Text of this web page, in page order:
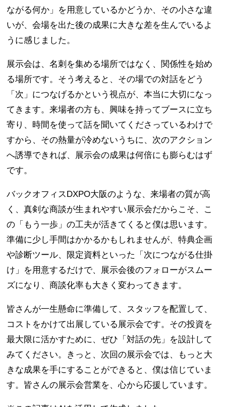
ながる何か」を用意しているかどうか、その小さな違
いが、会場を出た後の成果に大きな差を生んでいるよ
うに感じました。
展示会は、名刺を集める場所ではなく、関係性を始め
る場所です。そう考えると、その場での対話をどう
「次」につなげるかという視点が、本当に大切になっ
てきます。来場者の方も、興味を持ってブースに立ち
寄り、時間を使って話を聞いてくださっているわけで
すから、その熱量が冷めないうちに、次のアクション
へ誘導できれば、展示会の成果は何倍にも膨らむはず
です。
バックオフィスDXPO大阪のような、来場者の質が高
く、真剣な商談が生まれやすい展示会だからこそ、こ
の「もう一歩」の工夫が活きてくると僕は思います。
準備に少し手間はかかるかもしれませんが、特典企画
や診断ツール、限定資料といった「次につながる仕掛
け」を用意するだけで、展示会後のフォローがスムー
ズになり、商談化率も大きく変わってきます。
皆さんが一生懸命に準備して、スタッフを配置して、
コストをかけて出展している展示会です。その投資を
最大限に活かすために、ぜひ「対話の先」を設計して
みてください。きっと、次回の展示会では、もっと大
きな成果を手にすることができると、僕は信じていま
す。皆さんの展示会営業を、心から応援しています。